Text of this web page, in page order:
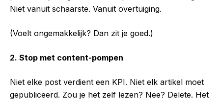
Niet vanuit schaarste. Vanuit overtuiging.
(Voelt ongemakkelijk? Dan zit je goed.)
2. Stop met content-pompen
Niet elke post verdient een KPI. Niet elk artikel moet
gepubliceerd. Zou je het zelf lezen? Nee? Delete. Het